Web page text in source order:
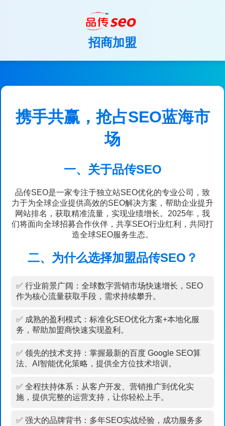
招商加盟
携手共赢，抢占SEO蓝海市
场
一、关于品传SEO
品传SEO是一家专注于独立站SEO优化的专业公司，致
力于为全球企业提供高效的SEO解决方案，帮助企业提升
网站排名，获取精准流量，实现业绩增长。2025年，我
们将面向全球招募合作伙伴，共享SEO行业红利，共同打
造全球SEO服务生态。
二、为什么选择加盟品传SEO？
✅ 行业前景广阔：全球数字营销市场快速增长，SEO
作为核心流量获取手段，需求持续攀升。
✅ 成熟的盈利模式：标准化SEO优化方案+本地化服
务，帮助加盟商快速实现盈利。
✅ 领先的技术支持：掌握最新的百度 Google SEO算
法、AI智能优化策略，提供全方位技术培训。
✅ 全程扶持体系：从客户开发、营销推广到优化实
施，提供完整的运营支持，让你轻松上手。
✅ 强大的品牌背书：多年SEO实战经验，成功服务多